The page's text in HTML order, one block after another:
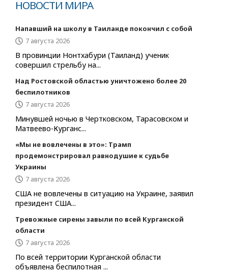
НОВОСТИ МИРА
Напавший на школу в Таиланде покончил с собой
7 августа 2026
В провинции Нонтхабури (Таиланд) ученик
совершил стрельбу на...
Над Ростовской областью уничтожено более 20
беспилотников
7 августа 2026
Минувшей ночью в Чертковском, Тарасовском и
Матвеево-Курганс...
«Мы не вовлечены в это»: Трамп
продемонстрировал равнодушие к судьбе
Украины
7 августа 2026
США не вовлечены в ситуацию на Украине, заявил
президент США...
Тревожные сирены завыли по всей Курганской
области
7 августа 2026
По всей территории Курганской области
объявлена беспилотная ...